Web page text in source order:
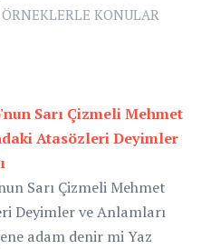
ÖRNEKLERLE KONULAR
Sarı Çizmeli Mehmet
Atasözleri Deyimler
Sarı Çizmeli Mehmet
Deyimler ve Anlamları
adam denir mi Yaz